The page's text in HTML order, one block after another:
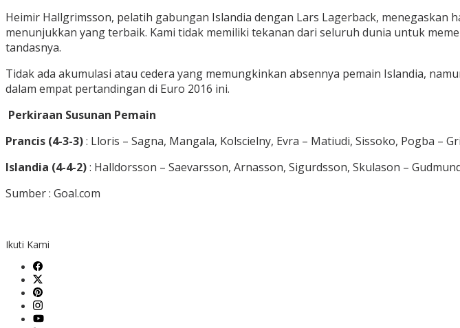
Heimir Hallgrimsson, pelatih gabungan Islandia dengan Lars Lagerback, menegaskan
menunjukkan yang terbaik. Kami tidak memiliki tekanan dari seluruh dunia untuk
tandasnya.
Tidak ada akumulasi atau cedera yang memungkinkan absennya pemain Islandia,
dalam empat pertandingan di Euro 2016 ini.
Perkiraan Susunan Pemain
Prancis (4-3-3): Lloris – Sagna, Mangala, Kolscielny, Evra – Matiudi, Sissoko, Pogba –
Islandia (4-4-2): Halldorsson – Saevarsson, Arnasson, Sigurdsson, Skulason –
Sumber : Goal.com
Ikuti Kami